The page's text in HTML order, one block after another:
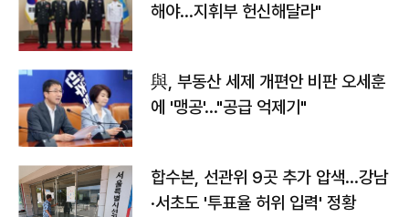
해야…지휘부 헌신해달라"
與, 부동산 세제 개편안 비판 오세훈
에 '맹공'…"공급 억제기"
합수본, 선관위 9곳 추가 압색…강남
·서초도 '투표율 허위 입력' 정황